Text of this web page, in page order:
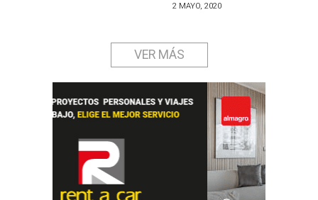
2 MAYO, 2020
VER MÁS